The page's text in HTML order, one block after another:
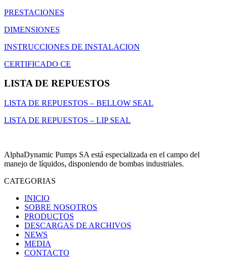
PRESTACIONES
DIMENSIONES
INSTRUCCIONES DE INSTALACION
CERTIFICADO CE
LISTA DE REPUESTOS
LISTA DE REPUESTOS – BELLOW SEAL
LISTA DE REPUESTOS – LIP SEAL
AlphaDynamic Pumps SA está especializada en el campo del
manejo de líquidos, disponiendo de bombas industriales.
CATEGORIAS
INICIO
SOBRE NOSOTROS
PRODUCTOS
DESCARGAS DE ARCHIVOS
NEWS
MEDIA
CONTACTO